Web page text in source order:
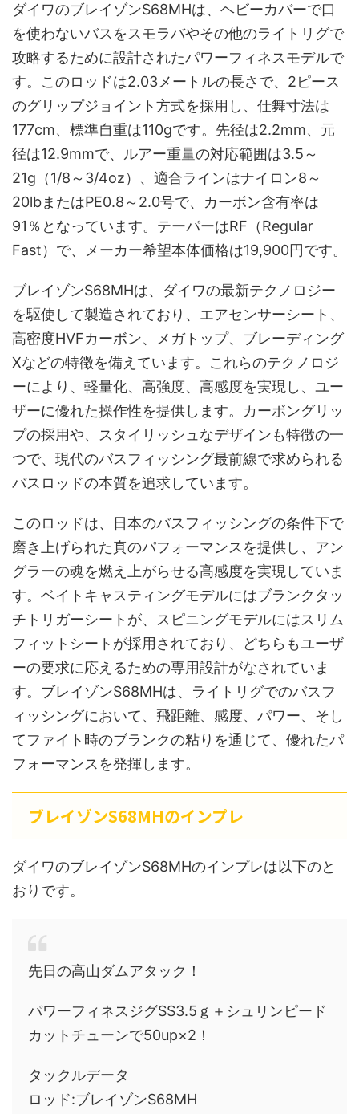
ダイワのブレイゾンS68MHは、ヘビーカバーで口
を使わないバスをスモラバやその他のライトリグで
攻略するために設計されたパワーフィネスモデルで
す。このロッドは2.03メートルの長さで、2ピース
のグリップジョイント方式を採用し、仕舞寸法は
177cm、標準自重は110gです。先径は2.2mm、元
径は12.9mmで、ルアー重量の対応範囲は3.5～
21g（1/8～3/4oz）、適合ラインはナイロン8～
20lbまたはPE0.8～2.0号で、カーボン含有率は
91％となっています。テーパーはRF（Regular
Fast）で、メーカー希望本体価格は19,900円です。
ブレイゾンS68MHは、ダイワの最新テクノロジー
を駆使して製造されており、エアセンサーシート、
高密度HVFカーボン、メガトップ、ブレーディング
Xなどの特徴を備えています。これらのテクノロジ
ーにより、軽量化、高強度、高感度を実現し、ユー
ザーに優れた操作性を提供します。カーボングリッ
プの採用や、スタイリッシュなデザインも特徴の一
つで、現代のバスフィッシング最前線で求められる
バスロッドの本質を追求しています。
このロッドは、日本のバスフィッシングの条件下で
磨き上げられた真のパフォーマンスを提供し、アン
グラーの魂を燃え上がらせる高感度を実現していま
す。ベイトキャスティングモデルにはブランクタッ
チトリガーシートが、スピニングモデルにはスリム
フィットシートが採用されており、どちらもユーザ
ーの要求に応えるための専用設計がなされていま
す。ブレイゾンS68MHは、ライトリグでのバスフ
ィッシングにおいて、飛距離、感度、パワー、そし
てファイト時のブランクの粘りを通じて、優れたパ
フォーマンスを発揮します。
ブレイゾンS68MHのインプレ
ダイワのブレイゾンS68MHのインプレは以下のと
おりです。
先日の高山ダムアタック！
パワーフィネスジグSS3.5ｇ＋シュリンピード
カットチューンで50up×2！
タックルデータ
ロッド:ブレイゾンS68MH